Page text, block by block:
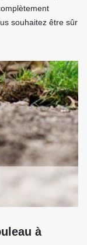
souhaitez être sûr
à